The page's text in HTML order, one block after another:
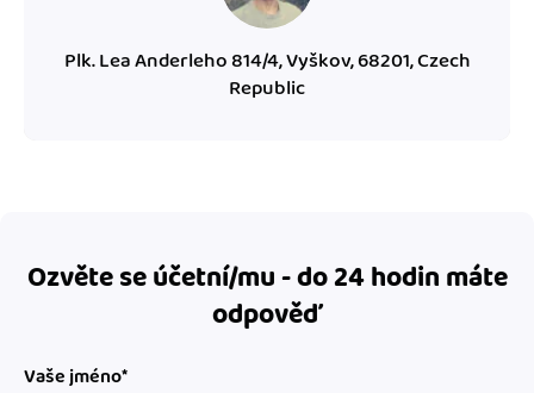
Plk. Lea Anderleho 814/4, Vyškov, 68201, Czech
Republic
Ozvěte se účetní/mu - do 24 hodin máte
odpověď
Vaše jméno*